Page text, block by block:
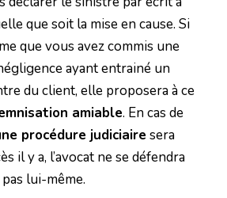
que soit la mise en cause. Si
que vous avez commis une
ayant entrainé un
du client, elle proposera à ce
amiable. En cas de
procédure judiciaire sera
il y a, l’avocat ne se défendra
pas lui-même.